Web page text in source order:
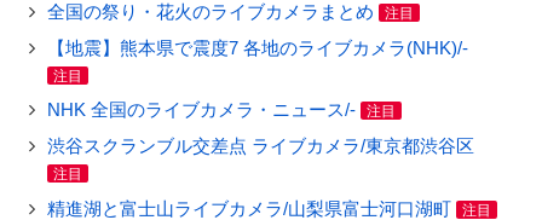
全国の祭り・花火のライブカメラまとめ 注目
【地震】熊本県で震度7 各地のライブカメラ(NHK)/-
注目
NHK 全国のライブカメラ・ニュース/- 注目
渋谷スクランブル交差点 ライブカメラ/東京都渋谷区
注目
精進湖と富士山ライブカメラ/山梨県富士河口湖町 注目